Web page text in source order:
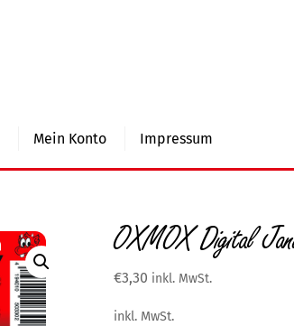
Mein Konto Impressum
OXMOX Digital
€3,30 inkl. MwSt.
inkl. MwSt.